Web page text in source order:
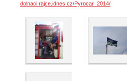
dolnaci.rajce.idnes.cz/Pyrocar_2014/